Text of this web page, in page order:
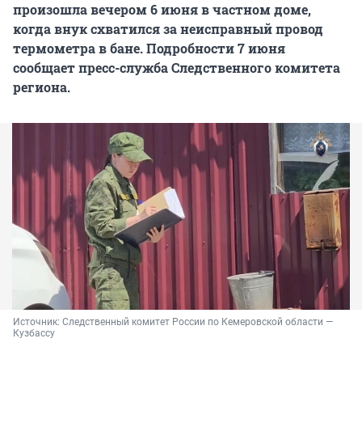
произошла вечером 6 июня в частном доме,
когда внук схватился за неисправный провод
термометра в бане. Подробности 7 июня
сообщает пресс-служба Следственного комитета
региона.
Источник: Следственный комитет России по Кемеровской области —
Кузбассу